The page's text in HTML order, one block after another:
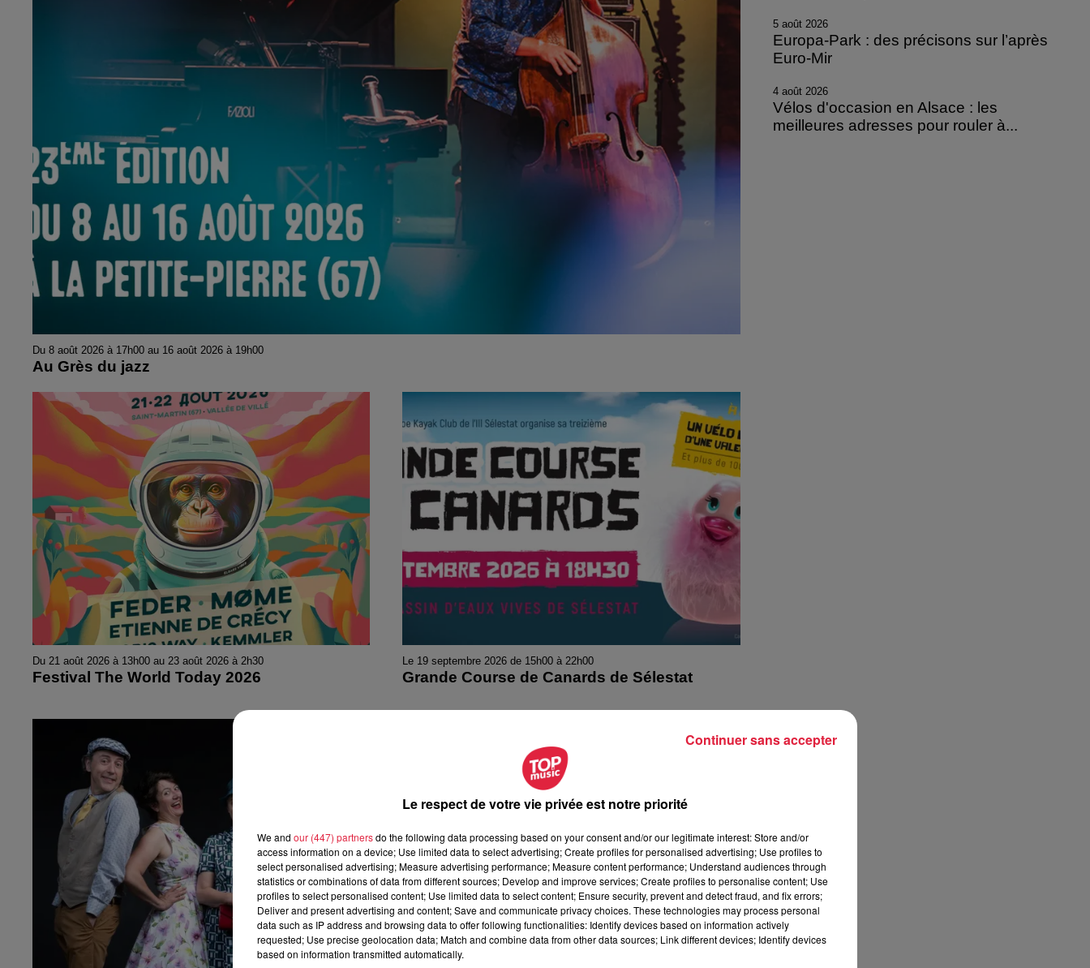
Du 8 août 2026 à 17h00 au 16 août 2026 à 19h00
Au Grès du jazz
Du 21 août 2026 à 13h00 au 23 août 2026 à 2h30
Festival The World Today 2026
Le 19 septembre 2026 de 15h00 à 22h00
Grande Course de Canards de Sélestat
5 août 2026
Europa-Park : des précisons sur l’après
Euro-Mir
4 août 2026
Vélos d'occasion en Alsace : les
meilleures adresses pour rouler à...
Le respect de votre vie privée est notre priorité
We and our (447) partnersdo the following data processing based on your consent and/or our legitimate interest: Store and/or
access information on a device; Use limited data to select advertising; Create profiles for personalised advertising; Use profiles to
select personalised advertising; Measure advertising performance; Measure content performance; Understand audiences through
statistics or combinations of data from different sources; Develop and improve services; Create profiles to personalise content; Use
profiles to select personalised content; Use limited data to select content; Ensure security, prevent and detect fraud, and fix errors;
Deliver and present advertising and content; Save and communicate privacy choices. These technologies may process personal
data such as IP address and browsing data to offer following functionalities: Identify devices based on information actively
requested; Use precise geolocation data; Match and combine data from other data sources; Link different devices; Identify devices
based on information transmitted automatically.
Continuer sans accepter